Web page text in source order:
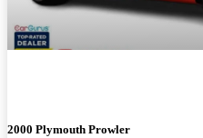
2000 Plymouth Prowler